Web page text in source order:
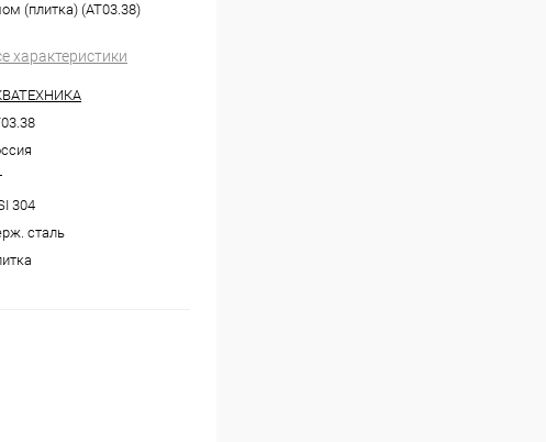
(плитка) (AT03.38)
характеристики
304
сталь